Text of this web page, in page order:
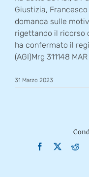
Giustizia,
domanda sulle
rigettando il ricorso
ha confermato il
(AGI)Mrg 311148
31 Marzo 2023
Facebook
X